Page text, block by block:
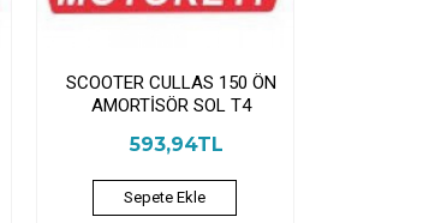
SCOOTER CULLAS 150 ÖN
AMORTİSÖR SOL T4
593,94TL
Sepete Ekle